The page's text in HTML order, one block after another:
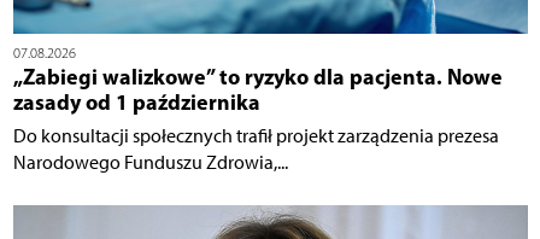
07.08.2026
„Zabiegi walizkowe” to ryzyko dla pacjenta. Nowe
zasady od 1 października
Do konsultacji społecznych trafił projekt zarządzenia prezesa
Narodowego Funduszu Zdrowia,...